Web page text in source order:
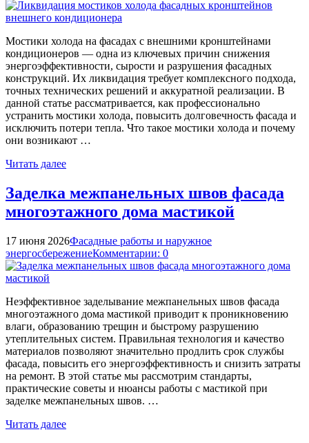
Мостики холода на фасадах с внешними кронштейнами
кондиционеров — одна из ключевых причин снижения
энергоэффективности, сырости и разрушения фасадных
конструкций. Их ликвидация требует комплексного подхода,
точных технических решений и аккуратной реализации. В
данной статье рассматривается, как профессионально
устранить мостики холода, повысить долговечность фасада и
исключить потери тепла. Что такое мостики холода и почему
они возникают …
Читать далее
Заделка межпанельных швов фасада
многоэтажного дома мастикой
17 июня 2026Фасадные работы и наружное
энергосбережениеКомментарии: 0
Неэффективное заделывание межпанельных швов фасада
многоэтажного дома мастикой приводит к проникновению
влаги, образованию трещин и быстрому разрушению
утеплительных систем. Правильная технология и качество
материалов позволяют значительно продлить срок службы
фасада, повысить его энергоэффективность и снизить затраты
на ремонт. В этой статье мы рассмотрим стандарты,
практические советы и нюансы работы с мастикой при
заделке межпанельных швов. …
Читать далее